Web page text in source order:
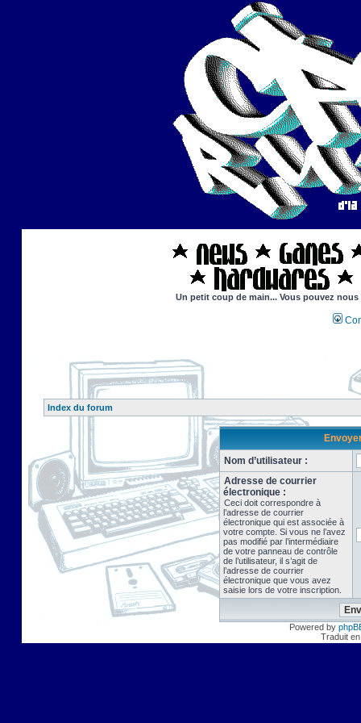
Un petit coup de main... Vous pouvez
Index du forum
Nom d’utilisateur :
Adresse de courrier
électronique :
Ceci doit correspondre à
l’adresse de courrier
électronique qui est associée à
votre compte. Si vous ne l’avez
pas modifié par l’intermédiaire
de votre panneau de contrôle
de l’utilisateur, il s’agit de
l’adresse de courrier
électronique que vous avez
saisie lors de votre inscription.
Powered by
Traduit